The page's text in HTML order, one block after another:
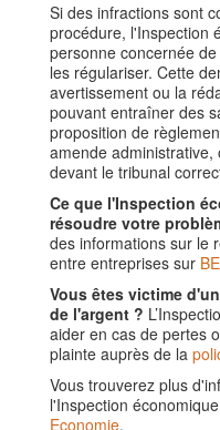
Si des infractions sont
procédure, l'Inspection
personne concernée
les régulariser. Cette
avertissement ou la
pouvant entraîner des
proposition de
amende
devant le tribunal
Ce que l'Inspection
résoudre votre
des informations sur le
entre entreprises sur
Vous êtes victime
de l'argent ?
aider en cas de pertes
plainte auprès de la
Vous trouverez plus
l'Inspection
Economie.